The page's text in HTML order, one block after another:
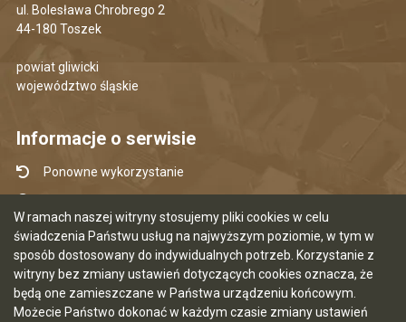
W ramach naszej witryny stosujemy pliki cookies w celu
świadczenia Państwu usług na najwyższym poziomie, w tym w
sposób dostosowany do indywidualnych potrzeb. Korzystanie z
witryny bez zmiany ustawień dotyczących cookies oznacza, że
będą one zamieszczane w Państwa urządzeniu końcowym.
Możecie Państwo dokonać w każdym czasie zmiany ustawień
ul. Bolesława Chrobrego 2
44-180 Toszek
powiat gliwicki
województwo śląskie
Informacje o serwisie
Ponowne wykorzystanie
Mapa serwisu
Instrukcja obsługi
Statystyki oglądalności
Ostatnia aktualizacja BIP: 06.08.2026 16:17